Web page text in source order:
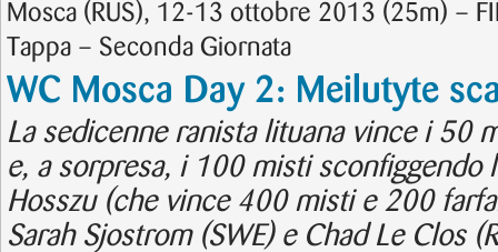
Mosca (RUS), 12-13 ottobre 2013 (25m) –
Tappa – Seconda Giornata
WC Mosca Day 2: Meilutyte
La sedicenne ranista lituana vince i 50
e, a sorpresa, i 100 misti sconfiggendo
Hosszu (che vince 400 misti e 200
Sarah Sjostrom (SWE) e Chad Le Clos